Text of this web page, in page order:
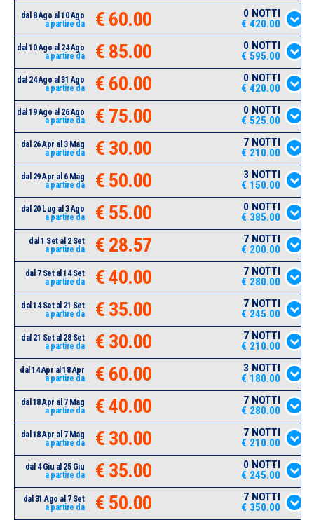
dal 8 Ago al 10 Ago
a partire da
€ 60.00
0 NOTTI
€ 420.00
dal 10 Ago al 24 Ago
a partire da
€ 85.00
0 NOTTI
€ 595.00
dal 24 Ago al 31 Ago
a partire da
€ 60.00
0 NOTTI
€ 420.00
dal 19 Ago al 26 Ago
a partire da
€ 75.00
0 NOTTI
€ 525.00
dal 26 Apr al 3 Mag
a partire da
€ 30.00
7 NOTTI
€ 210.00
dal 29 Apr al 6 Mag
a partire da
€ 50.00
3 NOTTI
€ 150.00
dal 20 Lug al 3 Ago
a partire da
€ 55.00
0 NOTTI
€ 385.00
dal 1 Set al 2 Set
a partire da
€ 28.57
7 NOTTI
€ 200.00
dal 7 Set al 14 Set
a partire da
€ 40.00
7 NOTTI
€ 280.00
dal 14 Set al 21 Set
a partire da
€ 35.00
7 NOTTI
€ 245.00
dal 21 Set al 28 Set
a partire da
€ 30.00
7 NOTTI
€ 210.00
dal 14 Apr al 18 Apr
a partire da
€ 60.00
3 NOTTI
€ 180.00
dal 18 Apr al 7 Mag
a partire da
€ 40.00
7 NOTTI
€ 280.00
dal 18 Apr al 7 Mag
a partire da
€ 30.00
7 NOTTI
€ 210.00
dal 4 Giu al 25 Giu
a partire da
€ 35.00
0 NOTTI
€ 245.00
dal 31 Ago al 7 Set
a partire da
€ 50.00
7 NOTTI
€ 350.00